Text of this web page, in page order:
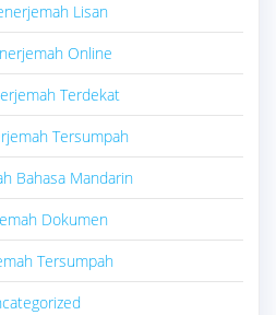
Lisan
Online
Terdekat
Tersumpah
Bahasa Mandarin
Dokumen
Tersumpah